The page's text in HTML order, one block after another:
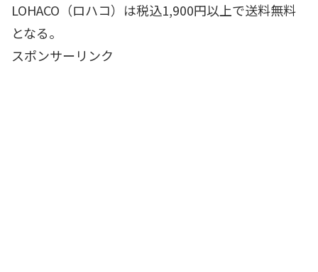
LOHACO（ロハコ）は税込1,900円以上で送料無料
となる。
スポンサーリンク